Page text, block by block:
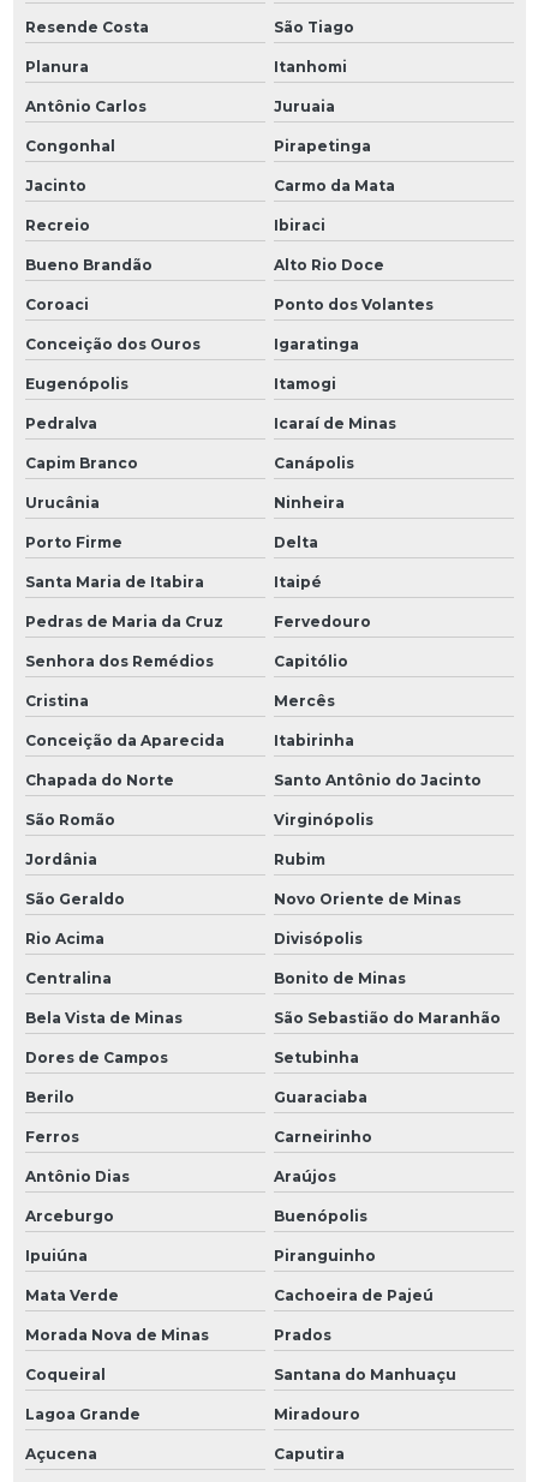
Resende Costa São Tiago
Planura Itanhomi
Antônio Carlos Juruaia
Congonhal Pirapetinga
Jacinto Carmo da Mata
Recreio Ibiraci
Bueno Brandão Alto Rio Doce
Coroaci Ponto dos Volantes
Conceição dos Ouros Igaratinga
Eugenópolis Itamogi
Pedralva Icaraí de Minas
Capim Branco Canápolis
Urucânia Ninheira
Porto Firme Delta
Santa Maria de Itabira Itaipé
Pedras de Maria da Cruz Fervedouro
Senhora dos Remédios Capitólio
Cristina Mercês
Conceição da Aparecida Itabirinha
Chapada do Norte Santo Antônio do Jacinto
São Romão Virginópolis
Jordânia Rubim
São Geraldo Novo Oriente de Minas
Rio Acima Divisópolis
Centralina Bonito de Minas
Bela Vista de Minas São Sebastião do Maranhão
Dores de Campos Setubinha
Berilo Guaraciaba
Ferros Carneirinho
Antônio Dias Araújos
Arceburgo Buenópolis
Ipuiúna Piranguinho
Mata Verde Cachoeira de Pajeú
Morada Nova de Minas Prados
Coqueiral Santana do Manhuaçu
Lagoa Grande Miradouro
Açucena Caputira